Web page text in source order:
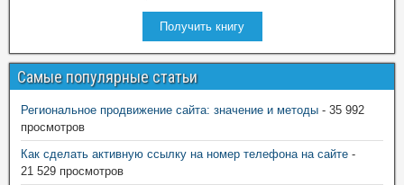
Получить книгу
Самые популярные статьи
Региональное продвижение сайта: значение и методы - 35 992
просмотров
Как сделать активную ссылку на номер телефона на сайте -
21 529 просмотров